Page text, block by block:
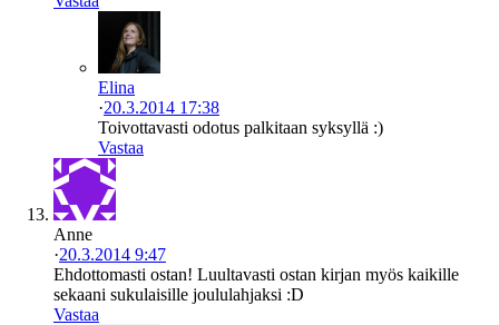
Elina
·20.3.2014 17:38
Toivottavasti odotus palkitaan syksyllä :)
Vastaa
Anne
·20.3.2014 9:47
Ehdottomasti ostan! Luultavasti ostan kirjan myös kaikille
sekaani sukulaisille joululahjaksi :D
Vastaa